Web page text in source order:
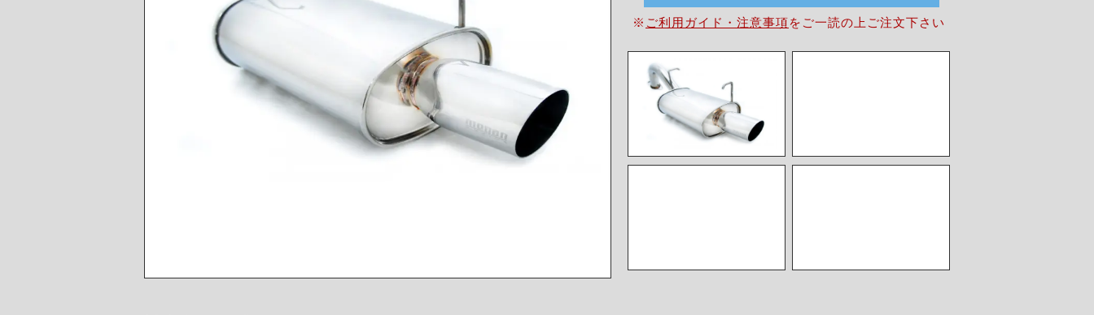
※ ご利用ガイド・注意事項を ご一読の上ご注文下さい